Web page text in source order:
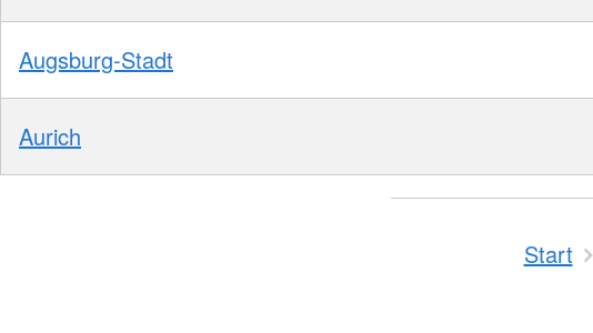
Augsburg-Stadt
Aurich
Start